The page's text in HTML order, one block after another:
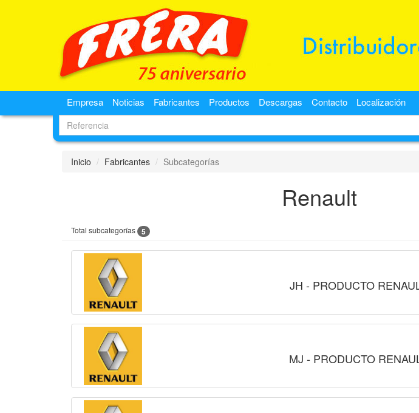
Empresa Noticias Fabricantes Productos Descargas Contacto Localización
Inicio Fabricantes Subcategorías
Renault
Total subcategorías 5
JH - PRODUCTO
MJ - PRODUCTO